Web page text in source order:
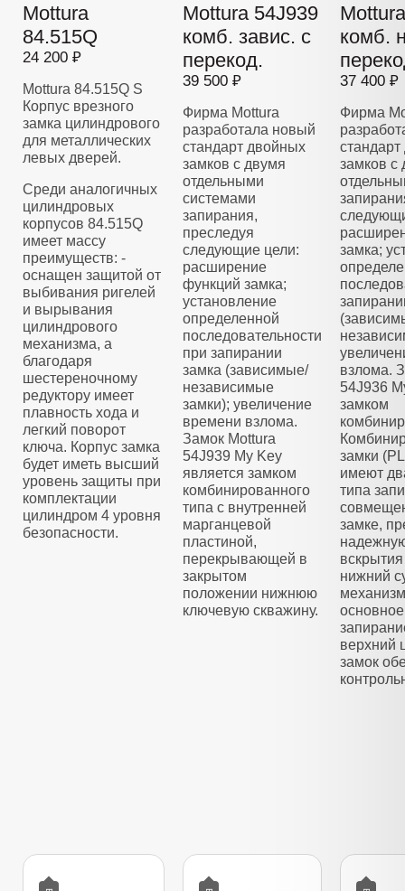
Mottura
84.515Q
24 200 ₽
Mottura 84.515Q S
Корпус врезного
замка цилиндрового
для металлических
левых дверей.
Среди аналогичных
цилиндровых
корпусов 84.515Q
имеет массу
преимуществ: -
оснащен защитой от
выбивания ригелей
и вырывания
цилиндрового
механизма, а
благодаря
шестереночному
редуктору имеет
плавность хода и
легкий поворот
ключа. Корпус замка
будет иметь высший
уровень защиты при
комплектации
цилиндром 4 уровня
безопасности.
Mottura 54J939
комб. завис. с
перекод.
39 500 ₽
Фирма Mottura
разработала новый
стандарт двойных
замков с двумя
отдельными
системами
запирания,
преследуя
следующие цели:
расширение
функций замка;
установление
определенной
последовательности
при запирании
замка (зависимые/
независимые
замки); увеличение
времени взлома.
Замок Mottura
54J939 My Key
является замком
комбинированного
типа с внутренней
марганцевой
пластиной,
перекрывающей в
закрытом
положении нижнюю
ключевую скважину.
комб.
37 400 ₽
Фирма
замков с
замка;
взлома.
54J936
замком
замки
имеют
типа
замке,
нижний
верхний
замок